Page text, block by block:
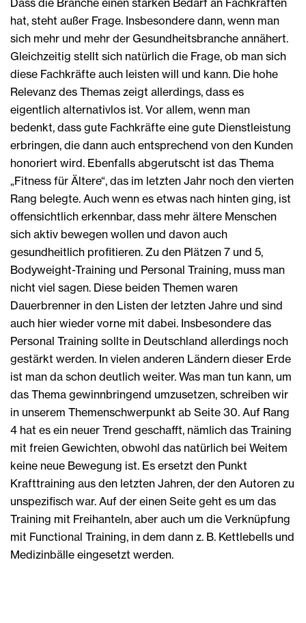
hat, steht außer Frage. Insbesondere dann, wenn man
sich mehr und mehr der Gesundheitsbranche annähert.
Gleichzeitig stellt sich natürlich die Frage, ob man sich
diese Fachkräfte auch leisten will und kann. Die hohe
Relevanz des Themas zeigt allerdings, dass es
eigentlich alternativlos ist. Vor allem, wenn man
bedenkt, dass gute Fachkräfte eine gute Dienstleistung
erbringen, die dann auch entsprechend von den Kunden
honoriert wird. Ebenfalls abgerutscht ist das Thema
„Fitness für Ältere“, das im letzten Jahr noch den vierten
Rang belegte. Auch wenn es etwas nach hinten ging, ist
offensichtlich erkennbar, dass mehr ältere Menschen
sich aktiv bewegen wollen und davon auch
gesundheitlich profitieren. Zu den Plätzen 7 und 5,
Bodyweight-Training und Personal Training, muss man
nicht viel sagen. Diese beiden Themen waren
Dauerbrenner in den Listen der letzten Jahre und sind
auch hier wieder vorne mit dabei. Insbesondere das
Personal Training sollte in Deutschland allerdings noch
gestärkt werden. In vielen anderen Ländern dieser Erde
ist man da schon deutlich weiter. Was man tun kann, um
das Thema gewinnbringend umzusetzen, schreiben wir
in unserem Themenschwerpunkt ab Seite 30. Auf Rang
4 hat es ein neuer Trend geschafft, nämlich das Training
mit freien Gewichten, obwohl das natürlich bei Weitem
keine neue Bewegung ist. Es ersetzt den Punkt
Krafttraining aus den letzten Jahren, der den Autoren zu
unspezifisch war. Auf der einen Seite geht es um das
Training mit Freihanteln, aber auch um die Verknüpfung
mit Functional Training, in dem dann z. B. Kettlebells und
Medizinbälle eingesetzt werden.